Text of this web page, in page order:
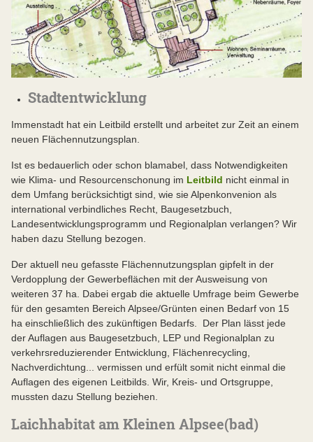
Stadtentwicklung
Immenstadt hat ein Leitbild erstellt und arbeitet zur Zeit an einem
neuen Flächennutzungsplan.
Ist es bedauerlich oder schon blamabel, dass Notwendigkeiten
wie Klima- und Resourcenschonung im Leitbild nicht einmal in
dem Umfang berücksichtigt sind, wie sie Alpenkonvenion als
international verbindliches Recht, Baugesetzbuch,
Landesentwicklungsprogramm und Regionalplan verlangen? Wir
haben dazu Stellung bezogen.
Der aktuell neu gefasste Flächennutzungsplan gipfelt in der
Verdopplung der Gewerbeflächen mit der Ausweisung von
weiteren 37 ha. Dabei ergab die aktuelle Umfrage beim Gewerbe
für den gesamten Bereich Alpsee/Grünten einen Bedarf von 15
ha einschließlich des zukünftigen Bedarfs. Der Plan lässt jede
der Auflagen aus Baugesetzbuch, LEP und Regionalplan zu
verkehrsreduzierender Entwicklung, Flächenrecycling,
Nachverdichtung... vermissen und erfült somit nicht einmal die
Auflagen des eigenen Leitbilds. Wir, Kreis- und Ortsgruppe,
mussten dazu Stellung beziehen.
Laichhabitat am Kleinen Alpsee(bad)